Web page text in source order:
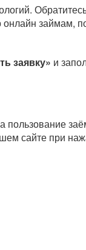
займам,
заявку» и
пользование
сайте при